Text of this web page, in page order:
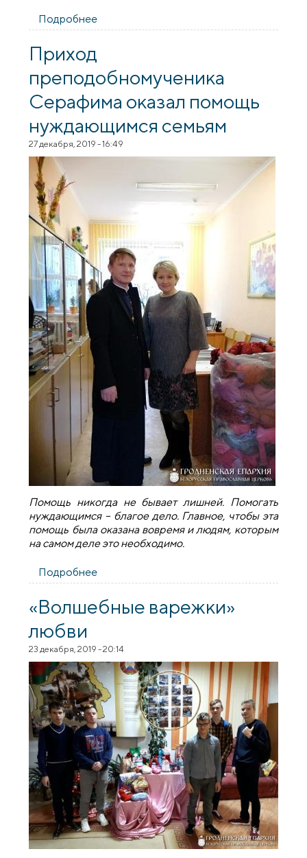
Подробнее
благотворительная акция «Дорогою
Приход
преподобномученика
Серафима оказал помощь
нуждающимся семьям
27 декабря, 2019 - 16:49
Помощь никогда не бывает лишней. Помогать
нуждающимся – благое дело. Главное, чтобы эта
помощь была оказана вовремя и людям, которым
на самом деле это необходимо.
Подробнее
Серафима оказал помощь нуждающимся
семьям
«Волшебные варежки»
любви
23 декабря, 2019 - 20:14